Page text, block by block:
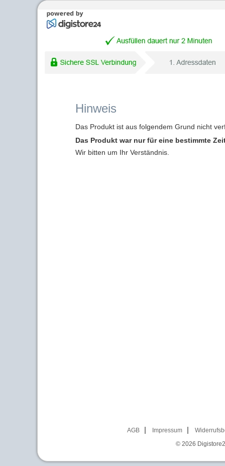
Hinweis
Das Produkt ist aus folgendem Grund nicht
Das Produkt war nur für eine bestimmte
Wir bitten um Ihr Verständnis.
AGB Impressum
© 2026